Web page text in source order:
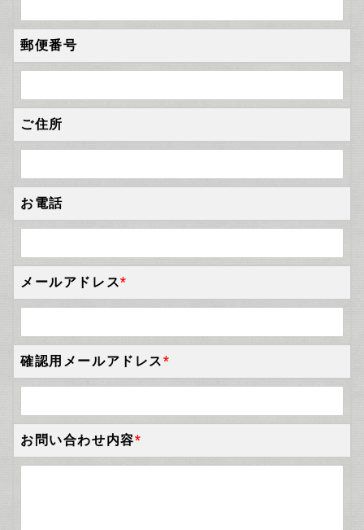
郵便番号
ご住所
お電話
メールアドレス*
確認用メールアドレス*
お問い合わせ内容*